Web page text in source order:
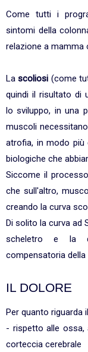
Come tutti i
sintomi della
relazione a mamma
Lascoliosi (come
quindi il risultato di
lo sviluppo, in una
muscoli
atrofia, in modo più
biologiche che
Siccome il
che sull'altro,
creando la curva
Di solito la curva ad
scheletro e la
compensatoria della
IL DOLORE
Per quanto riguarda il
- rispetto alle ossa,
corteccia cerebrale